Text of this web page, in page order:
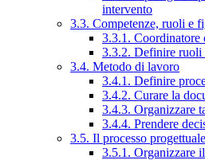
intervento
3.3. Competenze, ruoli e
3.3.1. Coordinatore
3.3.2. Definire ruoli
3.4. Metodo di lavoro
3.4.1. Definire
3.4.2. Curare la
3.4.3. Organizzare
3.4.4. Prendere
3.5. Il processo progettuale
3.5.1. Organizzare